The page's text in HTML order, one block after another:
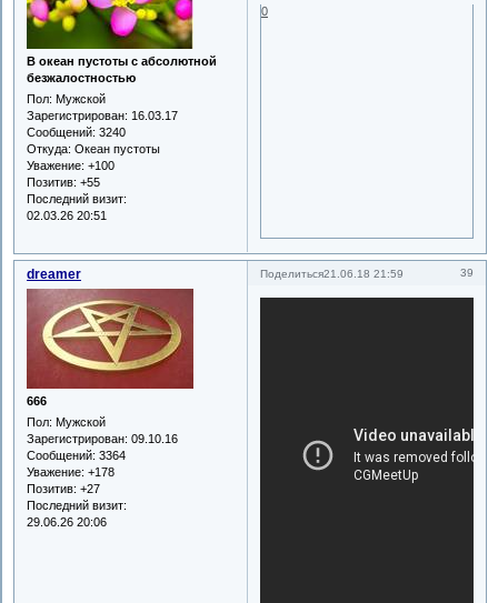
В океан пустоты с абсолютной
безжалостностью
Пол: Мужской
Зарегистрирован: 16.03.17
Сообщений: 3240
Откуда: Океан пустоты
Уважение: +100
Позитив: +55
Последний визит:
02.03.26 20:51
0
Поделиться 39
21.06.18 21:59
dreamer
666
Пол: Мужской
Зарегистрирован: 09.10.16
Сообщений: 3364
Уважение: +178
Позитив: +27
Последний визит:
29.06.26 20:06